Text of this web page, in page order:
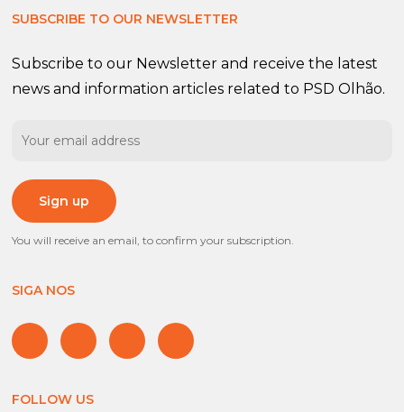
SUBSCRIBE TO OUR NEWSLETTER
Subscribe to our Newsletter and receive the latest
news and information articles related to PSD Olhão.
You will receive an email, to confirm your subscription.
SIGA NOS
FOLLOW US